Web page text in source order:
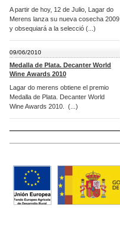
A partir de hoy, 12 de Julio, Lagar do
Merens lanza su nueva cosecha 2009
y obsequiará a la selecció (...)
09/06/2010
Medalla de Plata. Decanter World
Wine Awards 2010
Lagar do merens obtiene el premio
Medalla de Plata. Decanter World
Wine Awards 2010. (...)